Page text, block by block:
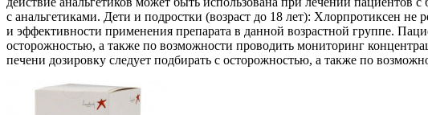
с анальгетиками. Дети и подростки (возраст до 18 лет): Хлорпротиксен
и эффективности применения препарата в данной возрастной группе.
осторожностью, а также по возможности проводить мониторинг
печени дозировку следует подбирать с осторожностью, а также по